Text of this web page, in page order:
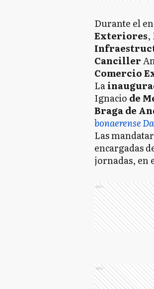
Durante el
Exteriores,
Canciller
Comercio
La
Ignacio de
Braga de
bonaerense
Las
encargadas
jornadas, en
Ads
Ads